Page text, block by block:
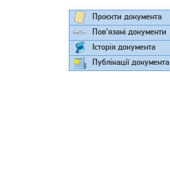
Проєкти документа
Пов'язані документи
Історія документа
Публікації документа